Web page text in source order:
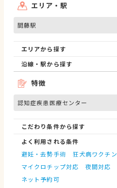
エリア・駅
間藤駅
エリアから探す
沿線・駅から探す
特徴
認知症疾患医療センター
こだわり条件から探す
よく利用される条件
避妊・去勢手術
狂犬病ワクチン
マイクロチップ対応
夜間対応
ネット予約可